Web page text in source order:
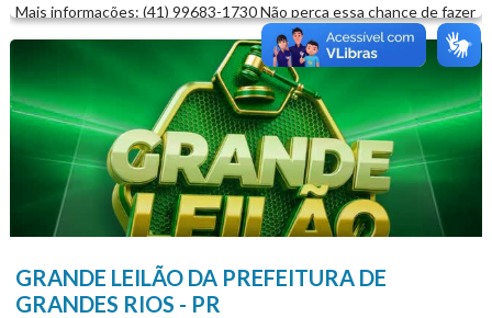
Mais informações: (41) 99683-1730 Não perca essa chance de fazer
GRANDE LEILÃO DA PREFEITURA DE
GRANDES RIOS - PR